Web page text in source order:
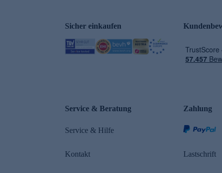
Sicher einkaufen
Service & Beratung
Service & Hilfe
Kontakt
Zahlung
Lastschrift